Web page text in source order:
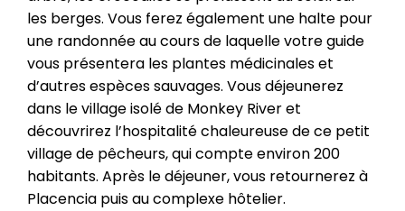
les berges. Vous ferez également une halte pour
une randonnée au cours de laquelle votre guide
vous présentera les plantes médicinales et
d’autres espèces sauvages. Vous déjeunerez
dans le village isolé de Monkey River et
découvrirez l’hospitalité chaleureuse de ce petit
village de pêcheurs, qui compte environ 200
habitants. Après le déjeuner, vous retournerez à
Placencia puis au complexe hôtelier.